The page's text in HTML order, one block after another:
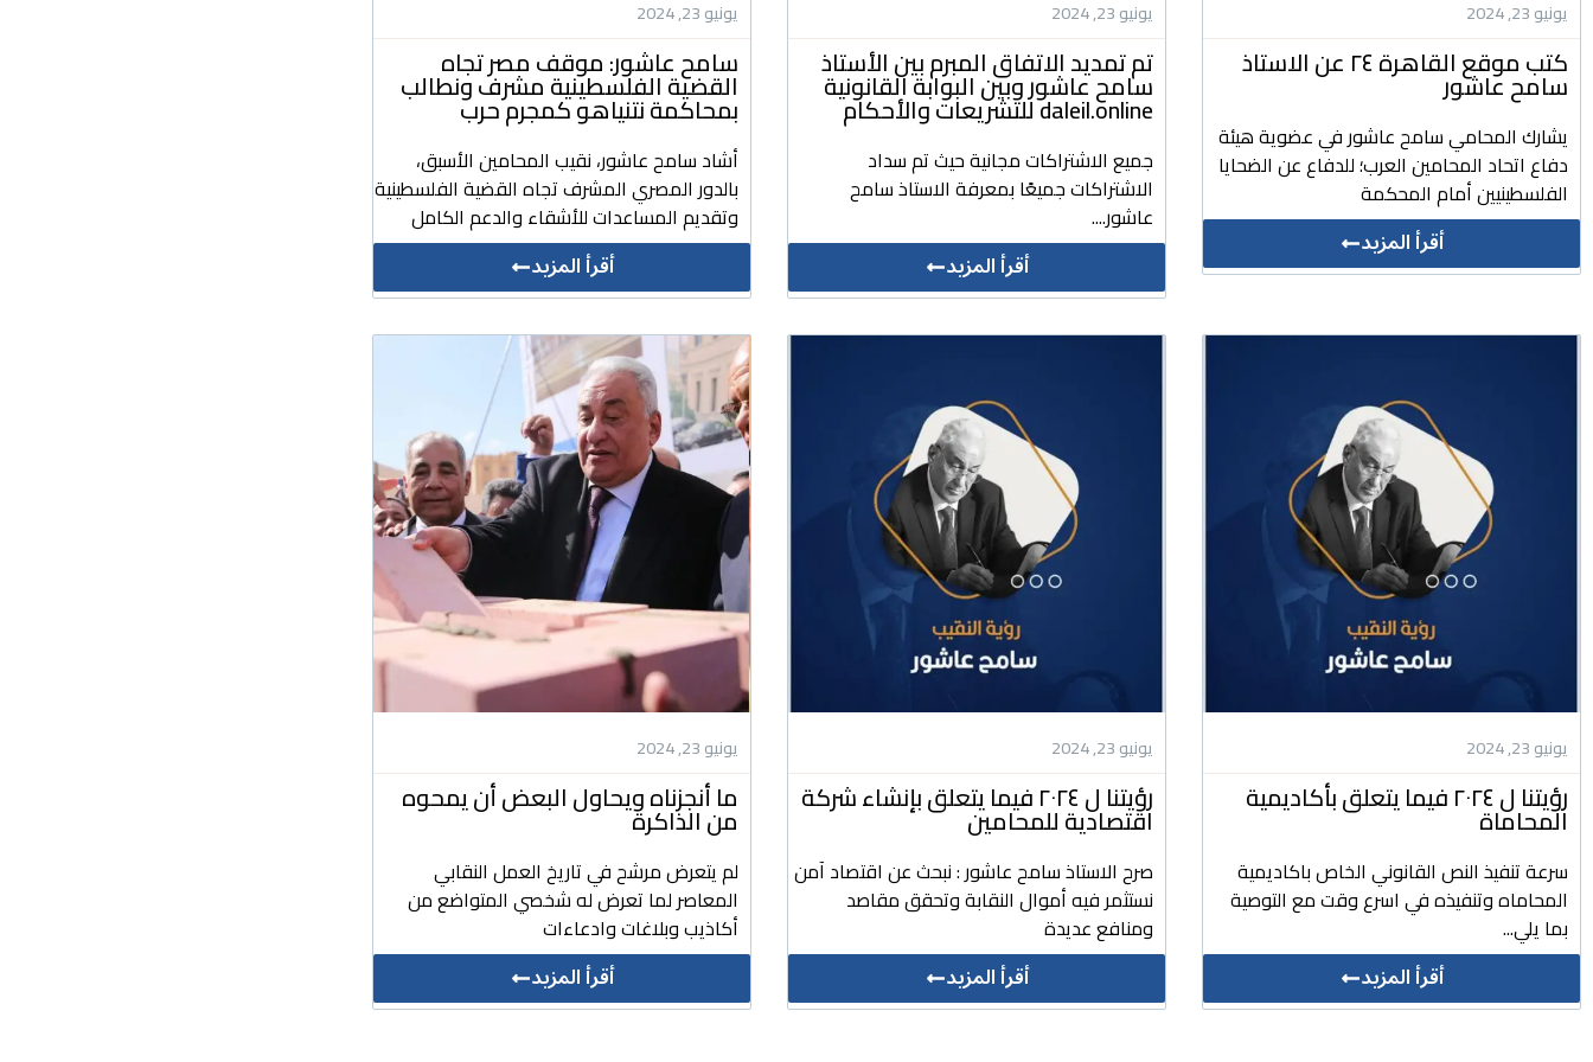
يونيو 23, 2024
كتب موقع القاهرة ٢٤ عن الاستاذ
سامح عاشور
يشارك المحامي سامح عاشور في عضوية هيئة
دفاع اتحاد المحامين العرب؛ للدفاع عن الضحايا
الفلسطينيين أمام المحكمة
أقرأ المزيد
يونيو 23, 2024
تم تمديد الاتفاق المبرم بين الأستاذ
سامح عاشور وبين البوابة القانونية
daleil.online للتشريعات والأحكام
جميع الاشتراكات مجانية حيث تم سداد
الاشتراكات جميعًا بمعرفة الاستاذ سامح
عاشور....
أقرأ المزيد
يونيو 23, 2024
سامح عاشور: موقف مصر تجاه
القضية الفلسطينية مشرف ونطالب
بمحاكمة نتنياهو كمجرم حرب
أشاد سامح عاشور، نقيب المحامين الأسبق،
بالدور المصري المشرف تجاه القضية الفلسطينية
وتقديم المساعدات للأشقاء والدعم الكامل
أقرأ المزيد
يونيو 23, 2024
رؤيتنا ل ٢٠٢٤ فيما يتعلق بأكاديمية
المحاماة
سرعة تنفيذ النص القانوني الخاص باكاديمية
المحاماه وتنفيذه في اسرع وقت مع التوصية
بما يلي...
أقرأ المزيد
يونيو 23, 2024
رؤيتنا ل ٢٠٢٤ فيما يتعلق بإنشاء شركة
اقتصادية للمحامين
صرح الاستاذ سامح عاشور : نبحث عن اقتصاد آمن
نستثمر فيه أموال النقابة وتحقق مقاصد
ومنافع عديدة
أقرأ المزيد
يونيو 23, 2024
ما أنجزناه ويحاول البعض أن يمحوه
من الذاكرة
لم يتعرض مرشح في تاريخ العمل النقابي
المعاصر لما تعرض له شخصي المتواضع من
أكاذيب وبلاغات وادعاءات
أقرأ المزيد